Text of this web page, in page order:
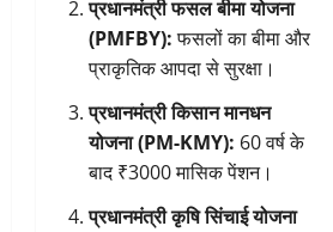
प्रधानमंत्री फसल बीमा योजना
(PMFBY):फसलों का बीमा और
प्राकृतिक आपदा से सुरक्षा।
प्रधानमंत्री किसान मानधन
योजना (PM-KMY): 60 वर्ष के
बाद ₹3000 मासिक पेंशन।
प्रधानमंत्री कृषि सिंचाई योजना